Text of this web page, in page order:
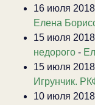
16 июля
Елена
15 июля
недорого -
15 июля
Игрунчик.
10 июля